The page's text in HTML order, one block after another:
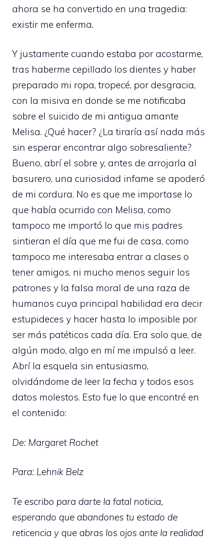
ahora se ha convertido en una tragedia:
existir me enferma.
Y justamente cuando estaba por acostarme,
tras haberme cepillado los dientes y haber
preparado mi ropa, tropecé, por desgracia,
con la misiva en donde se me notificaba
sobre el suicido de mi antigua amante
Melisa. ¿Qué hacer? ¿La tiraría así nada más
sin esperar encontrar algo sobresaliente?
Bueno, abrí el sobre y, antes de arrojarla al
basurero, una curiosidad infame se apoderó
de mi cordura. No es que me importase lo
que había ocurrido con Melisa, como
tampoco me importó lo que mis padres
sintieran el día que me fui de casa, como
tampoco me interesaba entrar a clases o
tener amigos, ni mucho menos seguir los
patrones y la falsa moral de una raza de
humanos cuya principal habilidad era decir
estupideces y hacer hasta lo imposible por
ser más patéticos cada día. Era solo que, de
algún modo, algo en mí me impulsó a leer.
Abrí la esquela sin entusiasmo,
olvidándome de leer la fecha y todos esos
datos molestos. Esto fue lo que encontré en
el contenido:
De: Margaret Rochet
Para: Lehnik Belz
Te escribo para darte la fatal noticia,
esperando que abandones tu estado de
reticencia y que abras los ojos ante la realidad